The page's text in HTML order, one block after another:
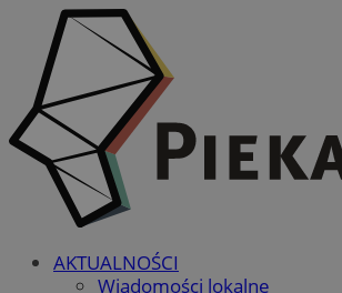
AKTUALNOŚCI
Wiadomości lokalne